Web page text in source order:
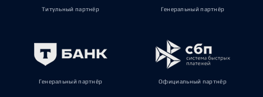
Титульный партнёр Генеральный партнёр
Генеральный партнёр Официальный партнёр